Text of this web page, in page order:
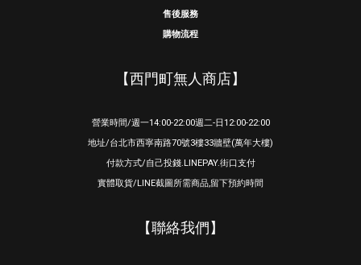
售後服務
購物流程
【西門町無人商店】
營業時間/週一14:00-22:00週二-日12:00-22:00
地址/台北市西寧南路70號3樓33牆壁(萬年大樓)
付款方式/自己投錢.LINEPAY.街口支付
實體取貨/LINE截圖所需商品,留下預約時間
【聯絡我們】